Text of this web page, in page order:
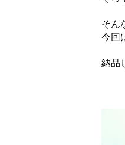
そん
今回
納品